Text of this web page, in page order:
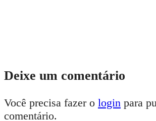
Deixe um comentário
Você precisa fazer o login para
comentário.